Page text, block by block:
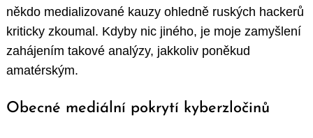
někdo medializované kauzy ohledně ruských hackerů
kriticky zkoumal. Kdyby nic jiného, je moje zamyšlení
zahájením takové analýzy, jakkoliv poněkud
amatérským.
Obecné mediální pokrytí kyberzločinů